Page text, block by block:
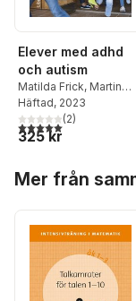
Elever med adhd
och autism
Matilda Frick, Martin
Karlberg,Nina Klang
Johan Lundin Kleberg
Ingrid Olsson
Häftad, 2023
5,0utav 5 stjärnor.
(2)
325 kr
Mer från